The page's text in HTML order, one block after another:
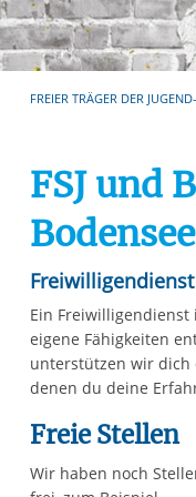
Ihre
der von
aufgrund
FREIER TRÄGER DER
FSJ und
Bodensee
Ein
eigene Fähigkeiten
unterstützen wir dich
denen du deine
Freie Stellen
Wir haben noch